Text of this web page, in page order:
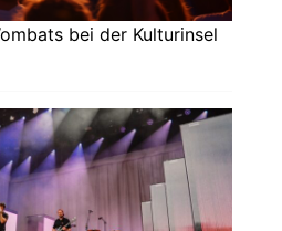
bei der Kulturinsel